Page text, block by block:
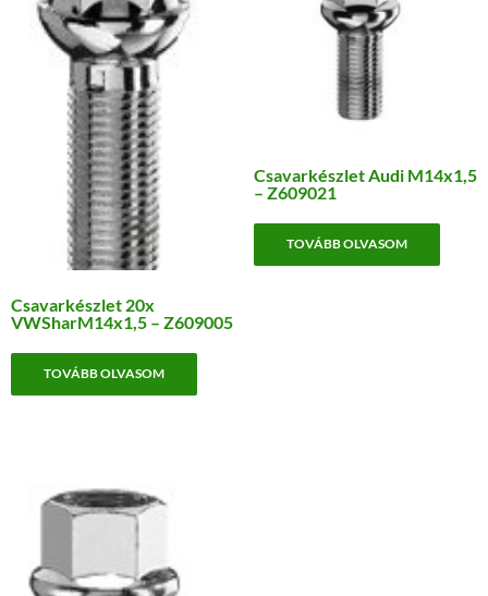
Csavarkészlet 20x
VWSharM14x1,5 – Z609005
TOVÁBB OLVASOM
Csavarkészlet Audi M14x1,5
– Z609021
TOVÁBB OLVASOM